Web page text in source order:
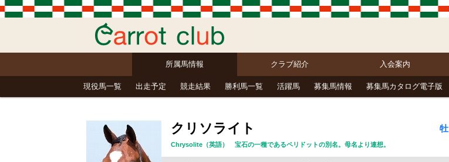
所属馬情報 クラブ紹介 入会案内
現役馬一覧 出走予定 競走結果 勝利馬一覧 活躍馬 募集馬情報 募集馬カタログ電子版
クリソライト 牡
Chrysolite（英語） 宝石の一種であるペリドットの別名。母名より連想。